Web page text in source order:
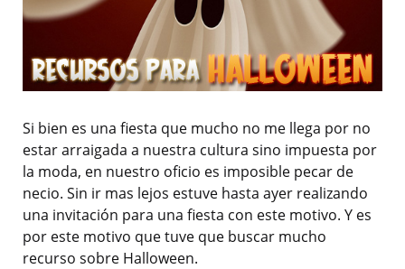
Si bien es una fiesta que mucho no me llega por no
estar arraigada a nuestra cultura sino impuesta por
la moda, en nuestro oficio es imposible pecar de
necio. Sin ir mas lejos estuve hasta ayer realizando
una invitación para una fiesta con este motivo. Y es
por este motivo que tuve que buscar mucho
recurso sobre Halloween.